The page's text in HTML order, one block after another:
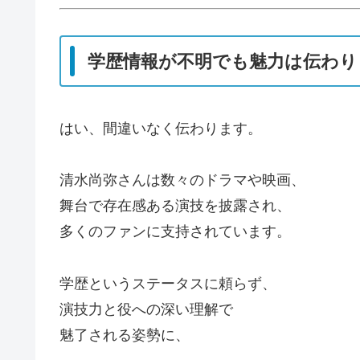
学歴情報が不明でも魅力は伝わ
はい、間違いなく伝わります。
清水尚弥さんは数々のドラマや映画、
舞台で存在感ある演技を披露され、
多くのファンに支持されています。
学歴というステータスに頼らず、
演技力と役への深い理解で
魅了される姿勢に、